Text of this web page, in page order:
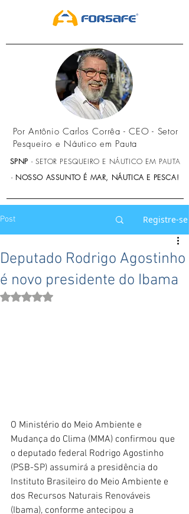
Por Antônio Carlos Corrêa - CEO - Setor
Pesqueiro e Náutico em Pauta
SPNP - SETOR PESQUEIRO E NÁUTICO EM PAUTA
- NOSSO ASSUNTO É MAR, NÁUTICA E PESCA!
Post Registre-se
Deputado Rodrigo Agostinho
é novo presidente do Ibama
Avaliado com NaN de 5 estrelas.
O Ministério do Meio Ambiente e
Mudança do Clima (MMA) confirmou que
o deputado federal Rodrigo Agostinho
(PSB-SP) assumirá a presidência do
Instituto Brasileiro do Meio Ambiente e
dos Recursos Naturais Renováveis
(Ibama), conforme antecipou a